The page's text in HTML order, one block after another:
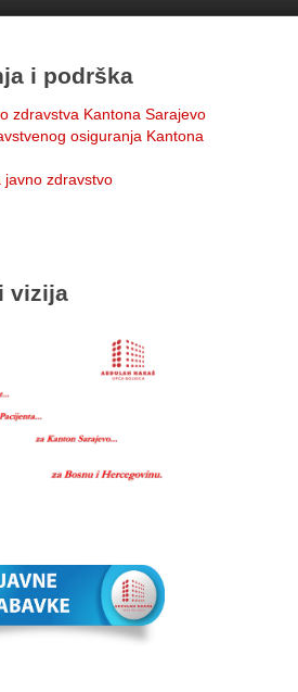
i podrška
zdravstva Kantona Sarajevo
osiguranja Kantona
javno zdravstvo
vizija